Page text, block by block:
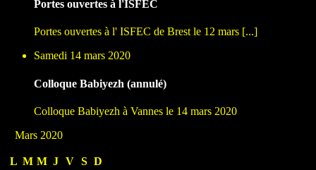
Portes ouvertes à l'ISFEC
Portes ouvertes à l' ISFEC de Brest le 12 mars [...]
Samedi 14 mars 2020
Colloque Babiyezh (annulé)
Colloque Babiyezh à Vannes le 14 mars 2020
Mars 2020
L M M J V S D